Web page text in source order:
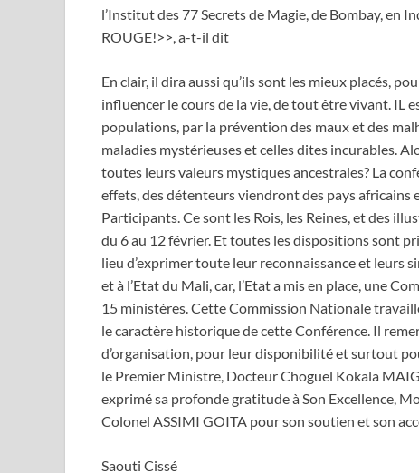
l’Institut des 77 Secrets de Magie, de Bombay, en
ROUGE!>>, a-t-il dit
En clair, il dira aussi qu’ils sont les mieux placés,
influencer le cours de la vie, de tout être vivant. IL
populations, par la prévention des maux et des
maladies mystérieuses et celles dites incurables.
toutes leurs valeurs mystiques ancestrales? La
effets, des détenteurs viendront des pays africains
Participants. Ce sont les Rois, les Reines, et des
du 6 au 12 février. Et toutes les dispositions sont
lieu d’exprimer toute leur reconnaissance et leurs
et à l’Etat du Mali, car, l’Etat a mis en place, une
15 ministères. Cette Commission Nationale
le caractère historique de cette Conférence. Il
d’organisation, pour leur disponibilité et surtout
le Premier Ministre, Docteur Choguel Kokala
exprimé sa profonde gratitude à Son Excellence,
Colonel ASSIMI GOITA pour son soutien et son
Saouti Cissé